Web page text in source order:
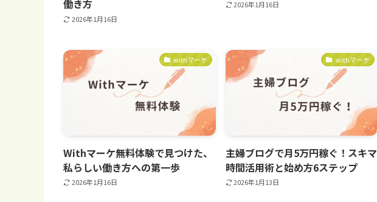
働き方
2026年1月16日
2026年1月16日
withマーケ
Withマーケ無料体験で見つけた、
私らしい働き方への第一歩
2026年1月16日
withマーケ
主婦ブログで月5万円稼ぐ！スキマ
時間活用術と始め方6ステップ
2026年1月13日